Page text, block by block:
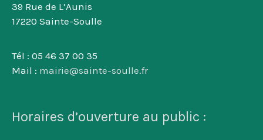
39 Rue de L’Aunis
17220 Sainte-Soulle
Tél : 05 46 37 00 35
Mail : mairie@sainte-soulle.fr
Horaires d’ouverture au public :